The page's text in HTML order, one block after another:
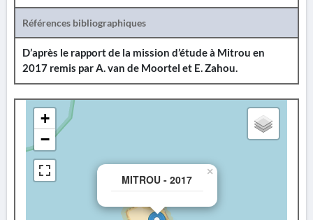
Références bibliographiques
D’après le rapport de la mission d’étude à Mitrou en
2017 remis par A. van de Moortel et E. Zahou.
MITROU - 2017
×
+
−